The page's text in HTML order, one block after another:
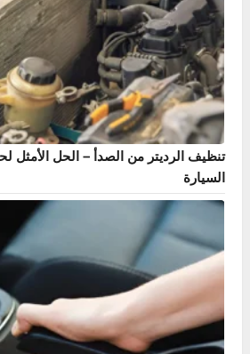
تنظيف الرديتر من الصدأ – الحل الأمثل
السيارة